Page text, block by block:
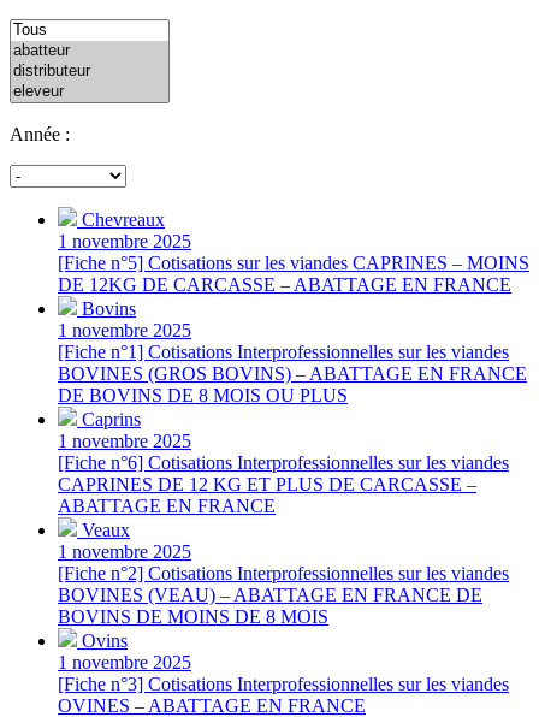
Année :
Chevreaux
1 novembre 2025
[Fiche n°5] Cotisations sur les viandes CAPRINES – MOINS
DE 12KG DE CARCASSE – ABATTAGE EN FRANCE
Bovins
1 novembre 2025
[Fiche n°1] Cotisations Interprofessionnelles sur les viandes
BOVINES (GROS BOVINS) – ABATTAGE EN FRANCE
DE BOVINS DE 8 MOIS OU PLUS
Caprins
1 novembre 2025
[Fiche n°6] Cotisations Interprofessionnelles sur les viandes
CAPRINES DE 12 KG ET PLUS DE CARCASSE –
ABATTAGE EN FRANCE
Veaux
1 novembre 2025
[Fiche n°2] Cotisations Interprofessionnelles sur les viandes
BOVINES (VEAU) – ABATTAGE EN FRANCE DE
BOVINS DE MOINS DE 8 MOIS
Ovins
1 novembre 2025
[Fiche n°3] Cotisations Interprofessionnelles sur les viandes
OVINES – ABATTAGE EN FRANCE